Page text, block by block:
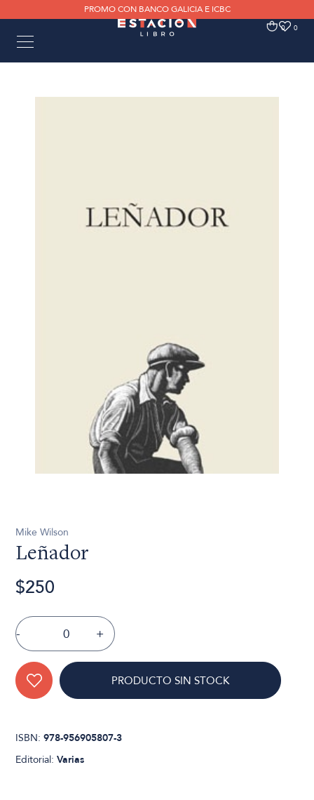
PROMO CON BANCO GALICIA E ICBC
0 0
Mike Wilson
Leñador
$250
- +
PRODUCTO SIN STOCK
ISBN:978-956905807-3
Editorial:Varias